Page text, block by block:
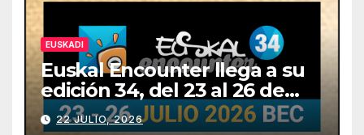
EUSKADI
Euskal Encounter llega a su
edición 34, del 23 al 26 de
julio
22 JULIO, 2026